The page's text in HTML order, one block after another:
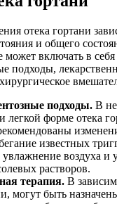
отека гортани
и общего
может включать в себя
подходы,
подходы. В
легкой форме отека
известных
увлажнение воздуха и
растворов.
терапия. В
могут быть